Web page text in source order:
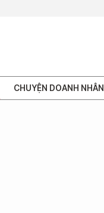
CHUYỆN DOANH NHÂN